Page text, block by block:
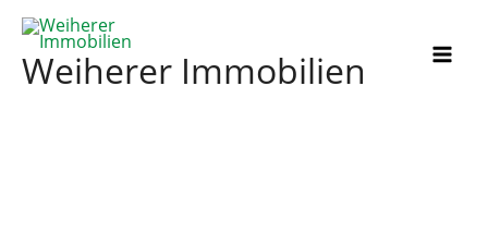
Zum
Inhalt
springen
Weiherer Immobilien